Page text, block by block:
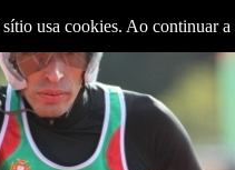
usa cookies. Ao continuar